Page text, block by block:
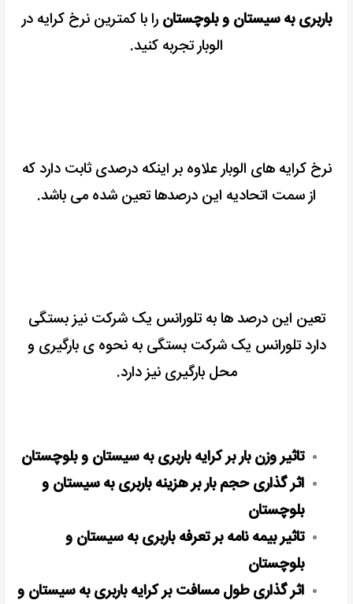
باربری به سیستان و بلوچستان را با کمترین نرخ کرایه در
الوبار تجربه کنید.
نرخ کرایه های الوبار علاوه بر اینکه درصدی ثابت دارد که
از سمت اتحادیه این درصدها تعین شده می باشد.
تعین این درصد ها به تلورانس یک شرکت نیز بستگی
دارد تلورانس یک شرکت بستگی به نحوه ی بارگیری و
محل بارگیری نیز دارد.
تاثیر وزن بار بر کرایه باربری به سیستان و بلوچستان
اثر گذاری حجم بار بر هزینه باربری به سیستان و
بلوچستان
تاثیر بیمه نامه بر تعرفه باربری به سیستان و
بلوچستان
اثر گذاری طول مسافت بر کرایه باربری به سیستان و